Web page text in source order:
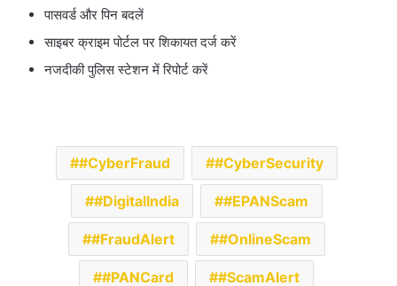
पासवर्ड और पिन बदलें
साइबर क्राइम पोर्टल पर शिकायत दर्ज करें
नजदीकी पुलिस स्टेशन में रिपोर्ट करें
#CyberFraud #CyberSecurity
#DigitalIndia #EPANScam
#FraudAlert #OnlineScam
#PANCard #ScamAlert